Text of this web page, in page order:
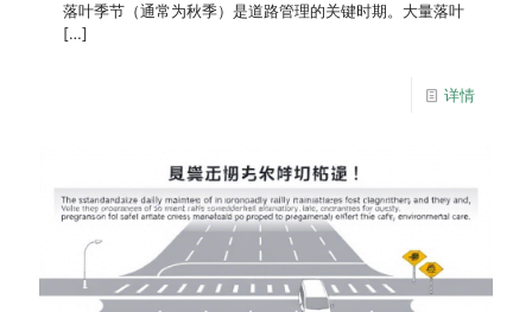
落叶季节（通常为秋季）是道路管理的关键时期。大量落叶
[…]
详情